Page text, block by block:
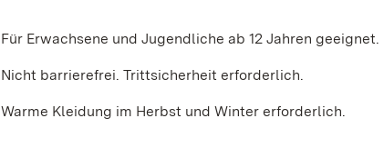
Für Erwachsene und Jugendliche ab 12 Jahren geeignet.
Nicht barrierefrei. Trittsicherheit erforderlich.
Warme Kleidung im Herbst und Winter erforderlich.